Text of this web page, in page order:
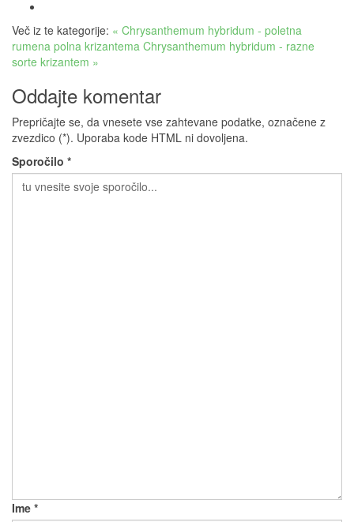
Več iz te kategorije: « Chrysanthemum hybridum - poletna
rumena polna krizantema Chrysanthemum hybridum - razne
sorte krizantem »
Oddajte komentar
Prepričajte se, da vnesete vse zahtevane podatke, označene z
zvezdico (*). Uporaba kode HTML ni dovoljena.
Sporočilo *
Ime *